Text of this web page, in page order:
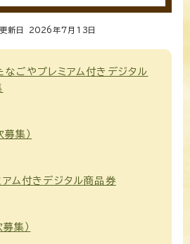
新日 2026年7月 13 日
ごやプレミアム付きデジタル
集）
ム付きデジタル商品券
集）